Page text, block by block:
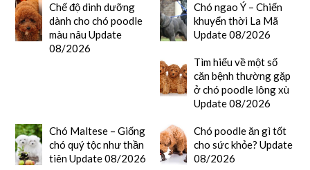
Chế độ dinh dưỡng
dành cho chó poodle
màu nâu Update
08/2026
Chó ngao Ý – Chiến
khuyển thời La Mã
Update 08/2026
Tìm hiểu về một số
căn bệnh thường gặp
ở chó poodle lông xù
Update 08/2026
Chó Maltese – Giống
chó quý tộc như thần
tiên Update 08/2026
Chó poodle ăn gì tốt
cho sức khỏe? Update
08/2026